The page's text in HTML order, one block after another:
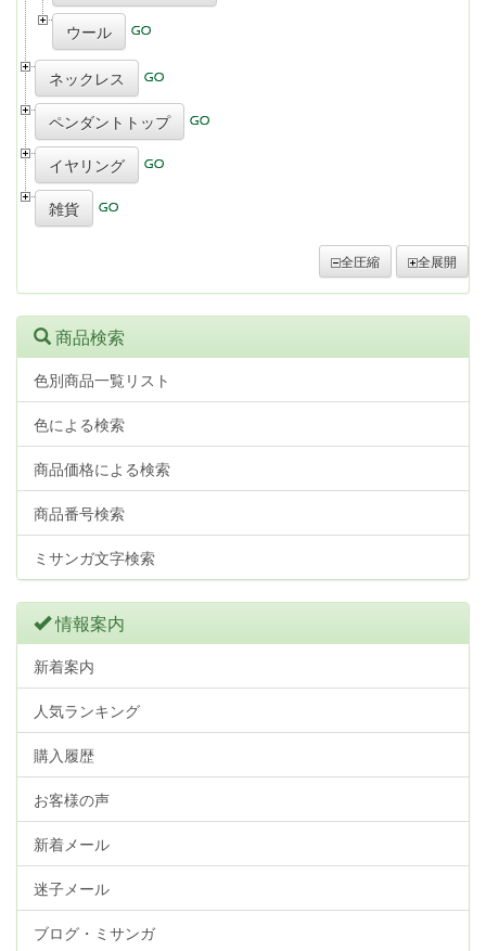
ウール
ネックレス
ペンダントトップ
イヤリング
雑貨
全圧縮 全展開
商品検索
色別商品一覧リスト
色による検索
商品価格による検索
商品番号検索
ミサンガ文字検索
情報案内
新着案内
人気ランキング
購入履歴
お客様の声
新着メール
迷子メール
ブログ・ミサンガ